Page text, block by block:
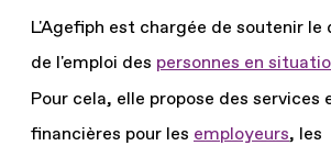
L'Agefiph est chargée de soutenir le
de l'emploi des personnes en
Pour cela, elle propose des services
financières pour les employeurs, les